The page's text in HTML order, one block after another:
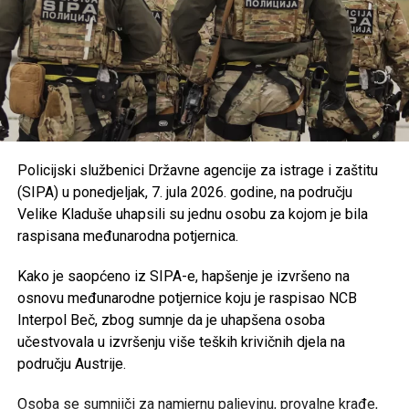
zapošljavanju i zadržavanju na poslu pripadnika
branilačkih kategorija.
Podržan je projekat Osnovne škole “Jezerski” iz
Bosanske Krupe, koji se realizuje u saradnji s
UNDP-om u okviru aktivnosti zelene tranzicije u
Bosni i Hercegovini.
Bihaćko muftijstvo i Ilmijju u ukupnom iznosu od
147.000 KM.
Iz Vlade USK poručuju da će i u narednom periodu
obrazovanja, podršku boračkoj populaciji, razvoj
turizma i poboljšanje kvaliteta života građana
Unsko-sanskog kantona.
Share
Share
Policijski službenici Državne agencije za istrage i zaštitu
(SIPA) u ponedjeljak, 7. jula 2026. godine, na području
Velike Kladuše uhapsili su jednu osobu za kojom je bila
raspisana međunarodna potjernica.
Kako je saopćeno iz SIPA-e, hapšenje je izvršeno na
osnovu međunarodne potjernice koju je raspisao NCB
Interpol Beč, zbog sumnje da je uhapšena osoba
učestvovala u izvršenju više teških krivičnih djela na
području Austrije.
Osoba se sumnjiči za namjernu paljevinu, provalne krađe,